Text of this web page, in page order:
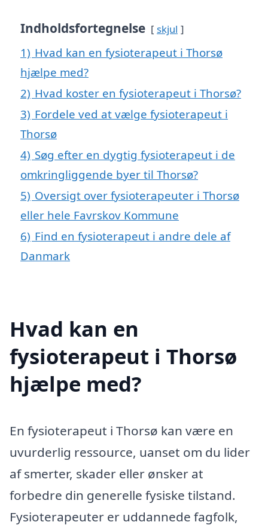
Indholdsfortegnelse skjul
1) Hvad kan en fysioterapeut i Thorsø
hjælpe med?
2) Hvad koster en fysioterapeut i Thorsø?
3) Fordele ved at vælge fysioterapeut i
Thorsø
4) Søg efter en dygtig fysioterapeut i de
omkringliggende byer til Thorsø?
5) Oversigt over fysioterapeuter i Thorsø
eller hele Favrskov Kommune
6) Find en fysioterapeut i andre dele af
Danmark
Hvad kan en
fysioterapeut i Thorsø
hjælpe med?
En fysioterapeut i Thorsø kan være en
uvurderlig ressource, uanset om du lider
af smerter, skader eller ønsker at
forbedre din generelle fysiske tilstand.
Fysioterapeuter er uddannede fagfolk,